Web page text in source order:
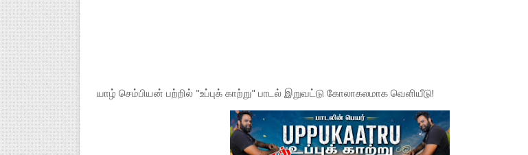
யாழ் செம்பியன் பற்றில் "உப்புக் காற்று" பாடல் இறுவட்டு கோலாகலமாக வெளியீடு!